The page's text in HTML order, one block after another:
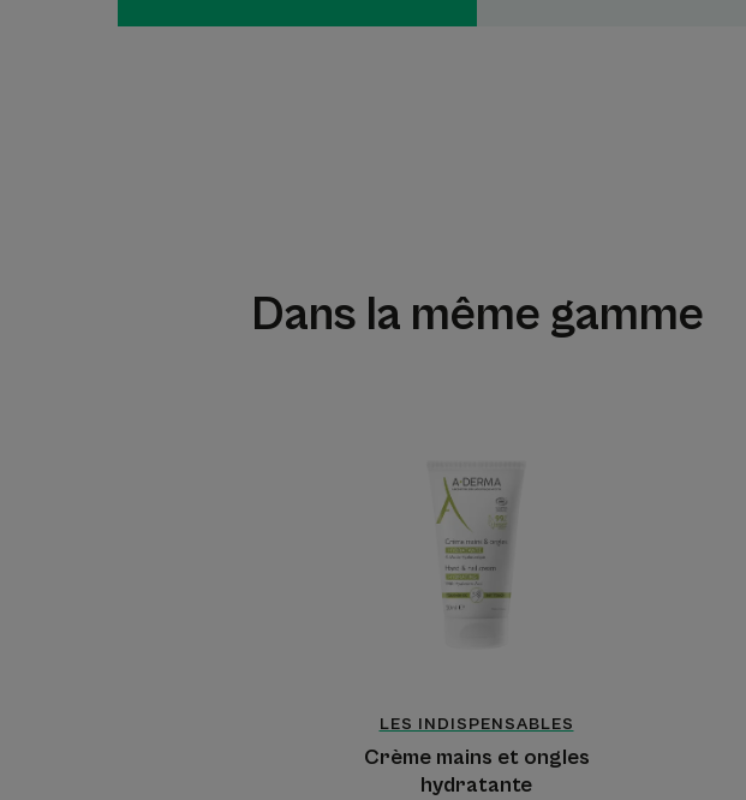
Dans la même gamme
et
ongles
hydratante
LES INDISPENSABLES
Crème mains et ongles
hydratante